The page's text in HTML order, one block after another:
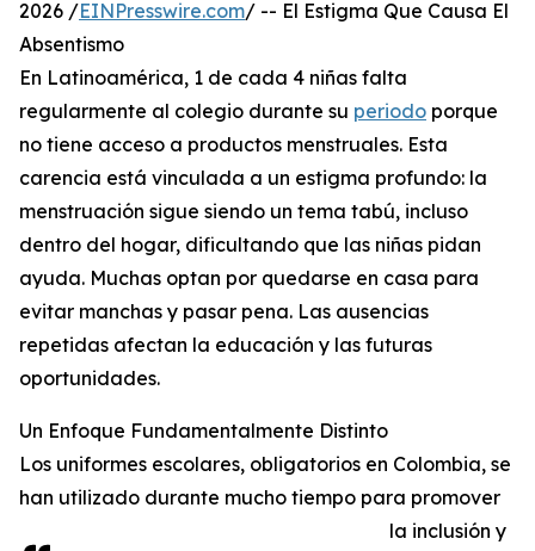
2026 /EINPresswire.com/ -- El Estigma Que Causa El
Absentismo
En Latinoamérica, 1 de cada 4 niñas falta
regularmente al colegio durante su periodo porque
no tiene acceso a productos menstruales. Esta
carencia está vinculada a un estigma profundo: la
menstruación sigue siendo un tema tabú, incluso
dentro del hogar, dificultando que las niñas pidan
ayuda. Muchas optan por quedarse en casa para
evitar manchas y pasar pena. Las ausencias
repetidas afectan la educación y las futuras
oportunidades.
Un Enfoque Fundamentalmente Distinto
Los uniformes escolares, obligatorios en Colombia, se
han utilizado durante mucho tiempo para promover
la inclusión y